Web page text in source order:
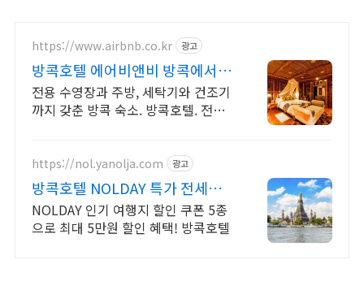
https://www.airbnb.co.kr 광고
방콕호텔 에어비앤비 방콕에서 살
아보기
전용 수영장과 주방, 세탁기와 건조기
까지 갖춘 방콕 숙소. 방콕호텔. 전용
https://nol.yanolja.com 광고
방콕호텔 NOLDAY 특가 전세계
인기숙소 특가모음
NOLDAY 인기 여행지 할인 쿠폰 5종
으로 최대 5만원 할인 혜택! 방콕호텔